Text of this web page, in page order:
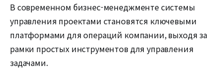
В современном бизнес-менеджменте системы
управления проектами становятся ключевыми
платформами для операций компании, выходя за
рамки простых инструментов для управления
задачами.